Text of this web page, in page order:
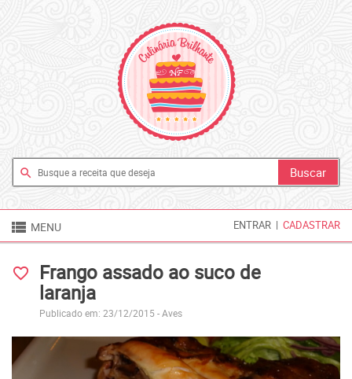
search
 MENU ENTRAR | CADASTRAR
favorite_border
Frango assado ao suco de
laranja
Publicado em: 23/12/2015 -Aves